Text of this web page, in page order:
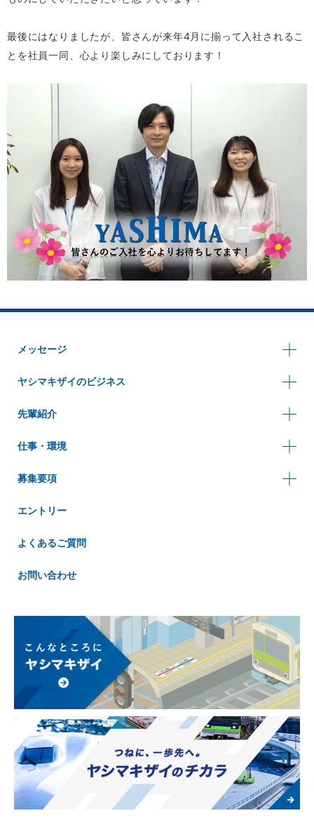
最後にはなりましたが、皆さんが来年4月に揃って入社されるこ
とを社員一同、心より楽しみにしております！
メッセージ
ヤシマキザイのビジネス
先輩紹介
仕事・環境
募集要項
エントリー
よくあるご質問
お問い合わせ